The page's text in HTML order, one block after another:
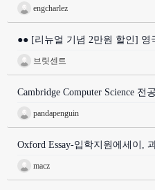
engcharlez
●● [리뉴얼 기념 2만원 할인] 영
브릿센트
Cambridge Computer Science 전
pandapenguin
Oxford Essay-입학지원에세이,
macz